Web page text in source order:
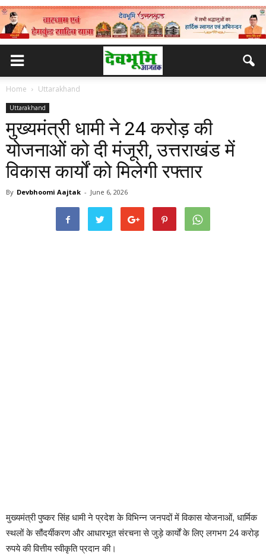
Home Uttarakhand
Uttarakhand
मुख्यमंत्री धामी ने 24 करोड़ की
योजनाओं को दी मंजूरी, उत्तराखंड में
विकास कार्यों को मिलेगी रफ्तार
By Devbhoomi Aajtak - June 6, 2026
मुख्यमंत्री पुष्कर सिंह धामी ने प्रदेश के विभिन्न जनपदों में विकास योजनाओं, धार्मिक
स्थलों के सौंदर्यीकरण और आधारभूत संरचना से जुड़े कार्यों के लिए लगभग 24 करोड़
रुपये की वित्तीय स्वीकृति प्रदान की।